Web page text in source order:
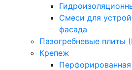
Смеси для
фасада
Пазогребневые плиты
Крепеж
Перфорированная